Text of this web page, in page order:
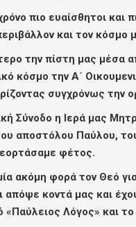
πιο ευαίσθητοι
και τον κόσμο
την πίστη μας μέσα
κόσμο την Α´
συγχρόνως την
Σύνοδο η Ιερά μας
αποστόλου Παύλου, του
φέτος.
ακόμη φορά τον Θεό
απόψε κοντά μας και
Λόγος» και το